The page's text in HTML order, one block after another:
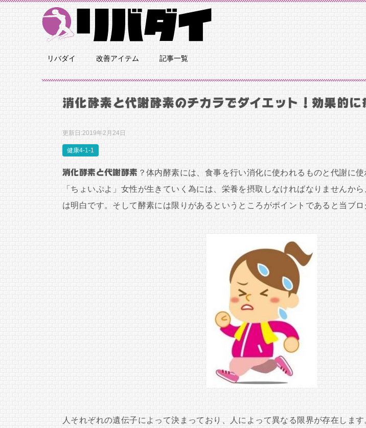
リバダイ 改善アイテム 記事一覧
消化酵素と代謝酵素のチカラでダイエット！効果的に
更新日:2019年2月24日
健康4-1-1
消化酵素と代謝酵素 ？体内酵素には、食事を行い消化に使われるものと代謝に使
「ちょいぷよ」女性が生きていく為には、栄養を摂取しなければなりませんか
は明白です。そして酵素には限りがあるというところがポイントであると当ブロ
人それぞれの遺伝子によって決まっており、人によって異なる限界が存在します